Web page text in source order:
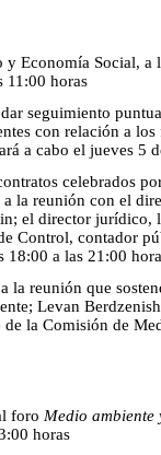
Economía Social,
11:00 horas
seguimiento
con relación a
a cabo el jueves 5
celebrados
la reunión con el
el director jurídico,
Control, contador
18:00 a las 21:00
reunión que
Levan
la Comisión de
foro Medio
horas